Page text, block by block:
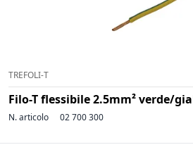
TREFOLI-T
Filo-T flessibile 2.5mm² verde/
N. articolo 02 700 300